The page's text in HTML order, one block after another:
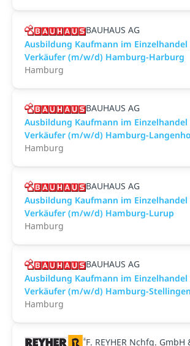
BAUHAUS AG
Ausbildung Kaufmann im
Verkäufer (m/w/d) Hamburg-Harburg
Hamburg
BAUHAUS AG
Ausbildung Kaufmann im
Verkäufer (m/w/d) Hamburg-
Hamburg
BAUHAUS AG
Ausbildung Kaufmann im
Verkäufer (m/w/d) Hamburg-Lurup
Hamburg
BAUHAUS AG
Ausbildung Kaufmann im
Verkäufer (m/w/d) Hamburg-Stellingen
Hamburg
F. REYHER Nchfg. GmbH